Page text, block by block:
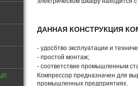
ДАННАЯ КОНСТРУКЦИЯ
- удосбтво эксплуатации и
- простой монтаж;
- соответствие промышленным
Компрессор предназначен для
промышленных предприятиях.